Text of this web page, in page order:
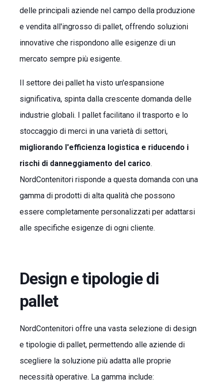
delle principali aziende nel campo della produzione
e vendita all'ingrosso di pallet, offrendo soluzioni
innovative che rispondono alle esigenze di un
mercato sempre più esigente.
Il settore dei pallet ha visto un'espansione
significativa, spinta dalla crescente domanda delle
industrie globali. I pallet facilitano il trasporto e lo
stoccaggio di merci in una varietà di settori,
migliorando l'efficienza logistica e riducendo i
rischi di danneggiamento del carico.
NordContenitori risponde a questa domanda con una
gamma di prodotti di alta qualità che possono
essere completamente personalizzati per adattarsi
alle specifiche esigenze di ogni cliente.
Design e tipologie di
pallet
NordContenitori offre una vasta selezione di design
e tipologie di pallet, permettendo alle aziende di
scegliere la soluzione più adatta alle proprie
necessità operative. La gamma include: